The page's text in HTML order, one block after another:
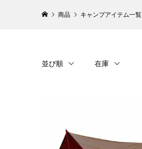
商品 キャンプアイテム一覧
並び順 在庫